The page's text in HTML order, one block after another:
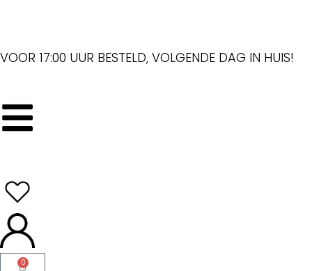
VOOR 17:00 UUR BESTELD, VOLGENDE DAG IN HUIS!
0